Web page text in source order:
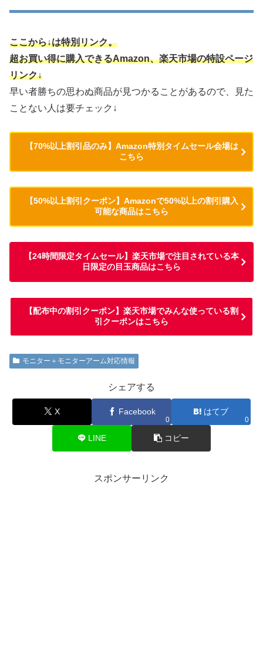
ここから↓は特別リンク。
超お買い得に購入できるAmazon、楽天市場の特設ページ
リンク↓
早い者勝ちの思わぬ商品が見つかることがあるので、見た
ことない人は要チェック↓
【70%以上割引品のみ】Amazon特別タイムセール会場は
こちら
【50%以上割引クーポン】Amazonで50%以上の割引購入
可能な商品はこちら
【24時間限定タイムセール】楽天市場で注目されている本
日限定の目玉商品はこちら
【配布中の割引クーポン】楽天市場でみんな使っている割
引クーポンはこちら
モニター＋モニターアーム対応情報
シェアする
X Facebook
0
はてブ
0
LINE コピー
スポンサーリンク